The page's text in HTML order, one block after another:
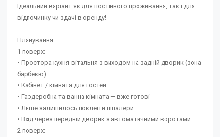
Ідеальний варіант як для постійного проживання, так і для
відпочинку чи здачі в оренду!
Планування:
1 поверх:
• Простора кухня-вітальня з виходом на задній дворик (зона
барбекю)
• Кабінет / кімната для гостей
• Гардеробна та ванна кімната — вже готові
• Лише залишилось поклеїти шпалери
• Вхід через передній дворик з автоматичними воротами
2 поверх: